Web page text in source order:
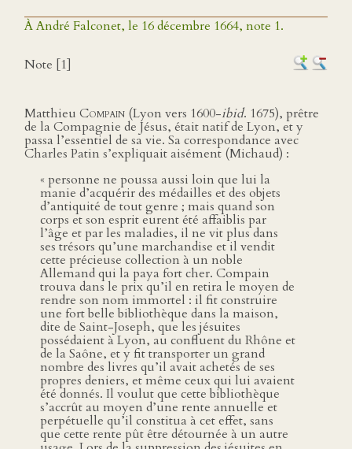
À André Falconet, le 16 décembre 1664, note 1.
Note [1]
Matthieu Compain (Lyon vers 1600-ibid. 1675), prêtre
de la Compagnie de Jésus, était natif de Lyon, et y
passa l’essentiel de sa vie. Sa correspondance avec
Charles Patin s’expliquait aisément (Michaud) :
« personne ne poussa aussi loin que lui la
manie d’acquérir des médailles et des objets
d’antiquité de tout genre ; mais quand son
corps et son esprit eurent été affaiblis par
l’âge et par les maladies, il ne vit plus dans
ses trésors qu’une marchandise et il vendit
cette précieuse collection à un noble
Allemand qui la paya fort cher. Compain
trouva dans le prix qu’il en retira le moyen de
rendre son nom immortel : il fit construire
une fort belle bibliothèque dans la maison,
dite de Saint-Joseph, que les jésuites
possédaient à Lyon, au confluent du Rhône et
de la Saône, et y fit transporter un grand
nombre des livres qu’il avait achetés de ses
propres deniers, et même ceux qui lui avaient
été donnés. Il voulut que cette bibliothèque
s’accrût au moyen d’une rente annuelle et
perpétuelle qu’il constitua à cet effet, sans
que cette rente pût être détournée à un autre